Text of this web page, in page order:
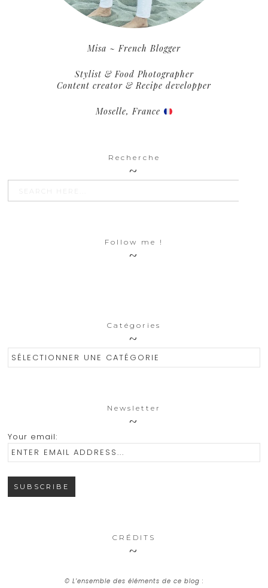
Misa ~ French Blogger
Stylist & Food Photographer
Content creator & Recipe developper
Moselle, France
Recherche
Search SEARCH
Follow me !
Catégories
Catégories
Newsletter
Your email:
CRÉDITS
© L’ensemble des éléments de ce blog :